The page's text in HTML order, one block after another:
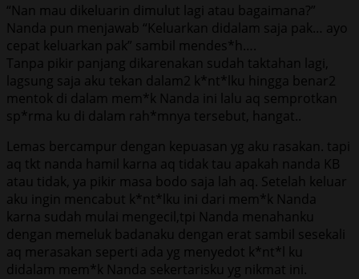
“Nan mau dikeluarin dimulut lagi atau bagaimana?”
Nanda pun menjawab “Keluarkan didalam saja pak… ayo
cepat keluarkan pak” sambil mendes*h….
Tanpa pikir panjang dikarenakan sudah taktahan lagi,
lagsung saja aku tekan dalam2 k*nt*lku hingga benar2
mentok di dalam mem*k Nanda ini lalu aq semprotkan
sp*rma ku di dalam rah*mnya tersebut, hangat..
Lemas bercampur dengan kepuasan yg aku rasakan. tapi
aq tkt nanda hamil karna aq tidak tau apakah nanda KB
atau tidak, ya pikir masa bodo saja lah aq. Setelah keluar
aku ingin mencabut k*nt*lku ini dari mem*k Nanda
karna sudah mulai mengecil,tpi Nanda menahanku
dengan memeluk badanaku dengan erat sambil sesekali
aq merasakan seperti ada yg menyedot k*nt*l ku
didalam mem*k Nanda sekertarisku yg nikmat ini.